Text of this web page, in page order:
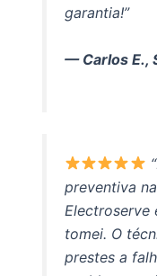
garantia!”
— Carlos E.,
preventiva
Electroserve
tomei. O
prestes a